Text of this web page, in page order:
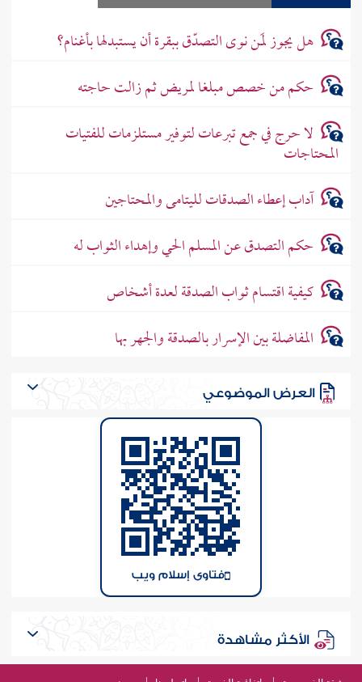
هل يجوز لمَن نوى التصدّق ببقرة أن يستبدلها بأغنام؟
حكم من خصص مبلغا لمريض ثم زالت حاجته
لا حرج في جمع تبرعات لتوفير مستلزمات للفتيات
المحتاجات
آداب إعطاء الصدقات لليتامى والمحتاجين
حكم التصدق عن المسلم الحي وإهداء الثواب له
كيفية اقتسام ثواب الصدقة لعدة أشخاص
المفاضلة بين الإسرار بالصدقة والجهر بها
العرض الموضوعي
فتاوى إسلام ويب
الأكثر مشاهدة